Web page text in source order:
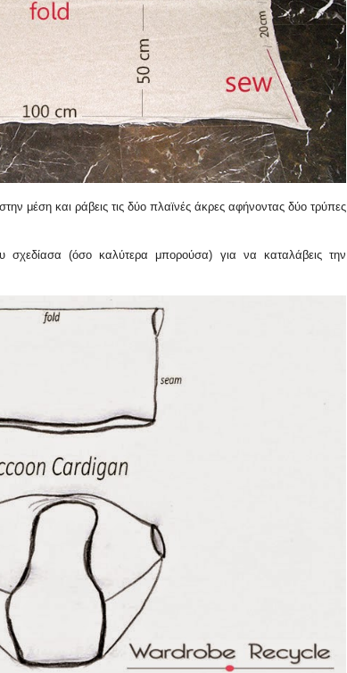
μέση και ράβεις τις δύο πλαϊνές άκρες αφήνοντας δύο τρύπες
(όσο καλύτερα μπορούσα) για να καταλάβεις την